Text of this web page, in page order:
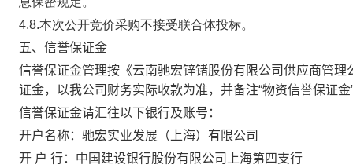
4.8.本次公开竞价采购不接受联合体投标。
五、信誉保证金
信誉保证金管理按《云南驰宏锌锗股份有限公司供应商管
证金，以我公司财务实际收款为准，并备注“物资信誉保证
信誉保证金请汇往以下银行及账号：
开户名称：驰宏实业发展（上海）有限公司
开 户 行：中国建设银行股份有限公司上海第四支行